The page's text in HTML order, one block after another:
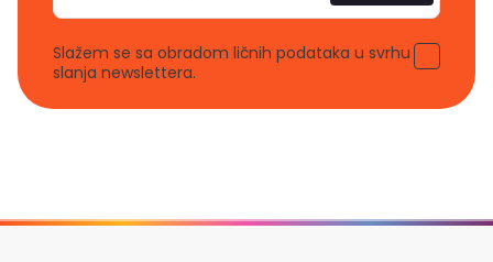
Slažem se sa obradom ličnih podataka u svrhu
slanja newslettera.